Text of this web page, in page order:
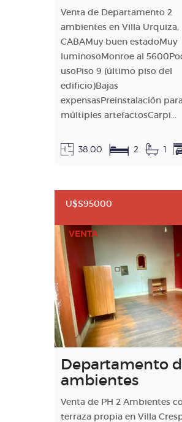
Venta de Departamento 2
ambientes en Villa Urquiza,
CABAMuy buen estadoMuy
luminosoMonroe al
usoPiso 9 (último piso del
edificio)Bajas
expensasPreinstalación
múltiples artefactosCarpi...
38.00 2 1
U$S95000
VENTA
Departamento
ambientes
Venta de PH 2 Ambientes
terraza propia en Villa